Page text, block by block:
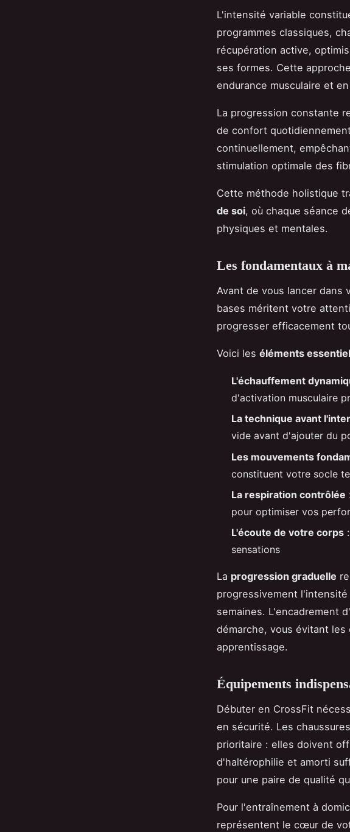
L'intensité variable
programmes classiques,
récupération active,
ses formes. Cette
endurance musculaire et
La progression constante
de confort
continuellement,
stimulation optimale des
Cette méthode holistique
de soi, où chaque séance
physiques et mentales.
Les fondamentaux à
Avant de vous lancer dans
bases méritent votre
progresser efficacement
Voici les éléments
L'échauffement
d'activation musculaire
La technique avant
vide avant d'ajouter du
Les mouvements
constituent votre socle
La respiration contrôlée
pour optimiser vos
L'écoute de votre corps
sensations
La progression graduelle
progressivement
semaines. L'encadrement
démarche, vous évitant
apprentissage.
Équipements
Débuter en CrossFit
en sécurité. Les
prioritaire : elles doivent
d'haltérophilie et amorti
pour une paire de qualité
Pour l'entraînement à
représentent le cœur de